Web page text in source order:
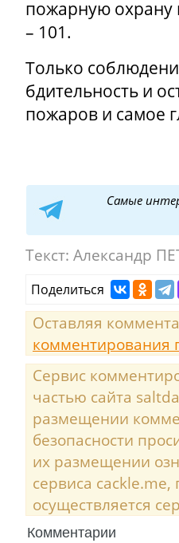
пожарную охрану
– 101.
Только
бдительность и
пожаров и самое
Самые
Текст: Александр
Поделиться
Оставляя
комментирования
Сервис
частью сайта
размещении
безопасности
их размещении
сервиса
осуществляется
Комментарии